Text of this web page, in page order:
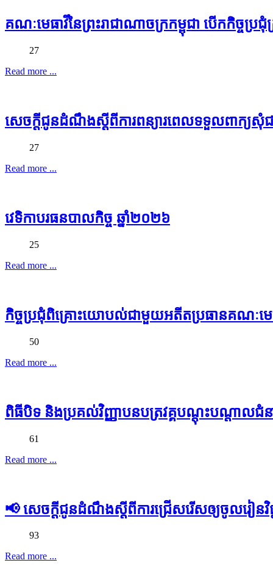
គណៈមេធាវីនៃព្រះរាជាណាចក្រកម្ពុជា បើកកិច្ច
27
Read more ...
សេចក្ដីជូនដំណឹងស្ដីពីការពន្យារពេលទទួលពាក្យសុំ
27
Read more ...
វេទិកាបរធនបាលកិច្ច ឆ្នាំ២០២៦
25
Read more ...
កិច្ចប្រជុំពិគ្រោះយោបល់ជាមួយអតីតប្រធានគណៈមេធា
50
Read more ...
ពិធីបិទ និងប្រគល់វិញ្ញាបនបត្រវគ្គបណ្តុះបណ្តាលជំ
61
Read more ...
📢 សេចក្តីជូនដំណឹងស្តីពីការជ្រើសរើសឲ្យចូលរៀនវិជ្
93
Read more ...